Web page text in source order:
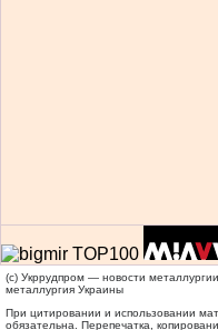
(c) Укррудпром — новости
металлургия Украины
При цитировании и использовании
обязательна. Перепечатка,